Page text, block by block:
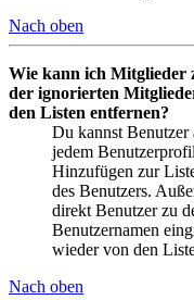
Nach oben
Wie kann ich Mitglieder
der ignorierten
den Listen entfernen?
Du kannst Benutzer
jedem
Hinzufügen zur
des Benutzers.
direkt Benutzer zu
Benutzernamen
wieder von den
Nach oben